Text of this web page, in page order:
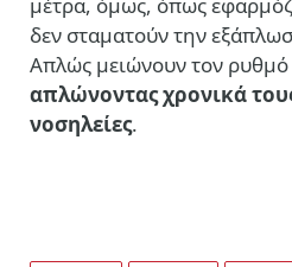
δεν σταματούν την
Απλώς μειώνουν τον
απλώνοντας χρονικά
νοσηλείες.